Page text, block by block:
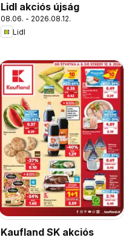
Lidl akciós újság
08.06. - 2026.08.12.
Lidl
Kaufland SK akciós